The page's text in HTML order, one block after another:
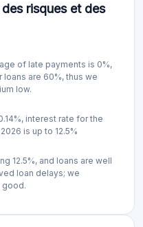
risques et des
of late payments is 0%,
loans are 60%, thus we
low.
interest rate for the
is up to 12.5%
12.5%, and loans are well
loan delays; we
good.